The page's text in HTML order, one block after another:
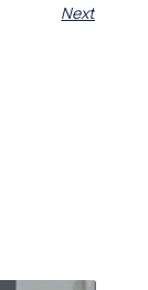
Next